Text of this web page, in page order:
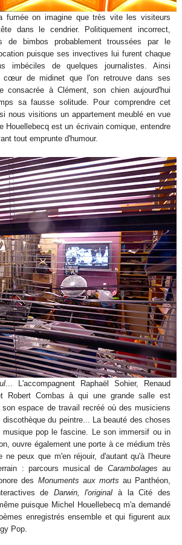
fumée on imagine que très vite les visiteurs
dans le cendrier. Politiquement incorrect,
de bimbos probablement troussées par le
puisque ses invectives lui furent chaque
imbéciles de quelques journalistes. Ainsi
cœur de midinet que l'on retrouve dans ses
consacrée à Clément, son chien aujourd'hui
sa fausse solitude. Pour comprendre cet
nous visitions un appartement meublé en vue
Houellebecq est un écrivain comique, entendre
tout emprunte d'humour.
... L'accompagnent Raphaël Sohier, Renaud
Robert Combas à qui une grande salle est
espace de travail recréé où des musiciens
du peintre... La beauté des choses
pop le fascine. Le son immersif ou in
ouvre également une porte à ce médium très
peux que m'en réjouir, d'autant qu'à l'heure
: parcours musical de Carambolages au
des Monuments aux morts au Panthéon,
de Darwin, l'original à la Cité des
puisque Michel Houellebecq m'a demandé
enregistrés ensemble et qui figurent aux
Pop.